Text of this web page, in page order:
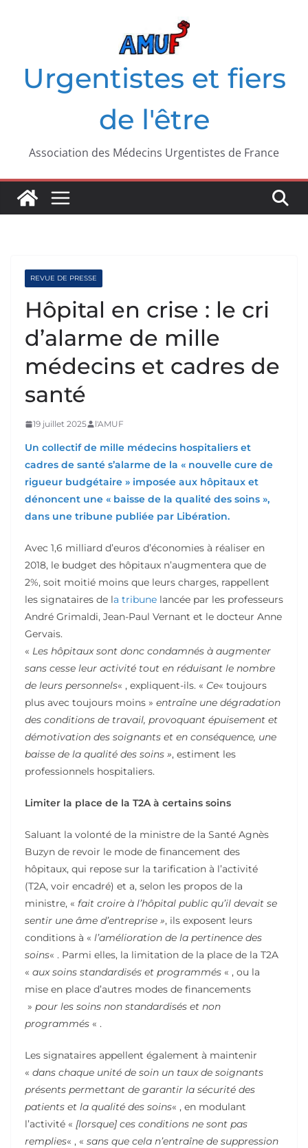
Urgentistes et fiers
de l'être
Association des Médecins Urgentistes de France
REVUE DE PRESSE
Hôpital en crise : le cri
d’alarme de mille
médecins et cadres de
santé
19 juillet 2025 l'AMUF
Un collectif de mille médecins hospitaliers et
cadres de santé s’alarme de la « nouvelle cure de
rigueur budgétaire » imposée aux hôpitaux et
dénoncent une « baisse de la qualité des soins »,
dans une tribune publiée par Libération.
Avec 1,6 milliard d’euros d’économies à réaliser en
2018, le budget des hôpitaux n’augmentera que de
2%, soit moitié moins que leurs charges, rappellent
les signataires de la tribune lancée par les professeurs
André Grimaldi, Jean-Paul Vernant et le docteur Anne
Gervais.
« Les hôpitaux sont donc condamnés à augmenter
sans cesse leur activité tout en réduisant le nombre
de leurs personnels« , expliquent-ils. « Ce« toujours
plus avec toujours moins » entraîne une dégradation
des conditions de travail, provoquant épuisement et
démotivation des soignants et en conséquence, une
baisse de la qualité des soins », estiment les
professionnels hospitaliers.
Limiter la place de la T2A à certains soins
Saluant la volonté de la ministre de la Santé Agnès
Buzyn de revoir le mode de financement des
hôpitaux, qui repose sur la tarification à l’activité
(T2A, voir encadré) et a, selon les propos de la
ministre, « fait croire à l’hôpital public qu’il devait se
sentir une âme d’entreprise », ils exposent leurs
conditions à « l’amélioration de la pertinence des
soins« . Parmi elles, la limitation de la place de la T2A
« aux soins standardisés et programmés « , ou la
mise en place d’autres modes de financements
» pour les soins non standardisés et non
programmés « .
Les signataires appellent également à maintenir
« dans chaque unité de soin un taux de soignants
présents permettant de garantir la sécurité des
patients et la qualité des soins« , en modulant
l’activité « [lorsque] ces conditions ne sont pas
remplies« , « sans que cela n’entraîne de suppression